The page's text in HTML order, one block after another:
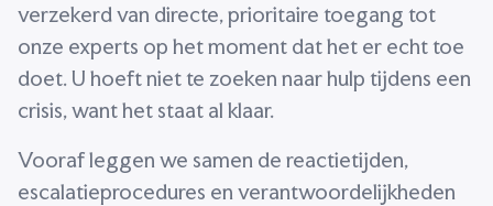
verzekerd van directe, prioritaire toegang tot
onze experts op het moment dat het er echt toe
doet. U hoeft niet te zoeken naar hulp tijdens een
crisis, want het staat al klaar.
Vooraf leggen we samen de reactietijden,
escalatieprocedures en verantwoordelijkheden